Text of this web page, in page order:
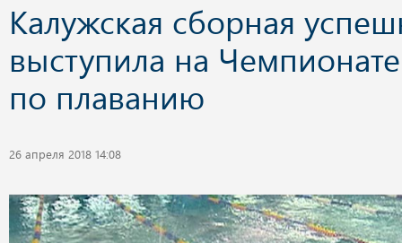
Калужская сборная
выступила на
по плаванию
26 апреля 2018 14:08